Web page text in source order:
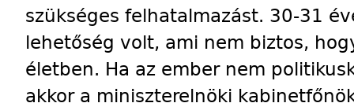
szükséges felhatalmazást. 30-31
lehetőség volt, ami nem biztos,
életben. Ha az ember nem
akkor a miniszterelnöki